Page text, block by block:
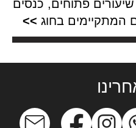
פתוחים, כנסים
המתקיימים בחוג >>